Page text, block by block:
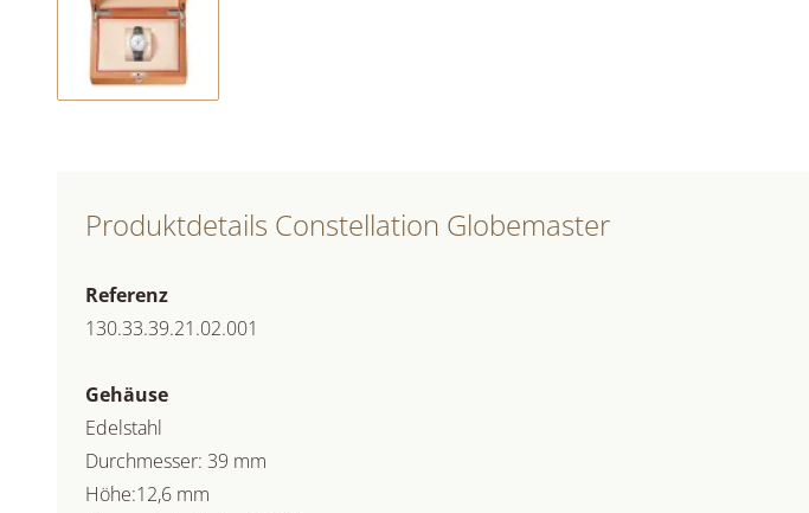
Produktdetails Constellation Globemaster
Referenz
130.33.39.21.02.001
Gehäuse
Edelstahl
Durchmesser: 39 mm
Höhe:12,6 mm